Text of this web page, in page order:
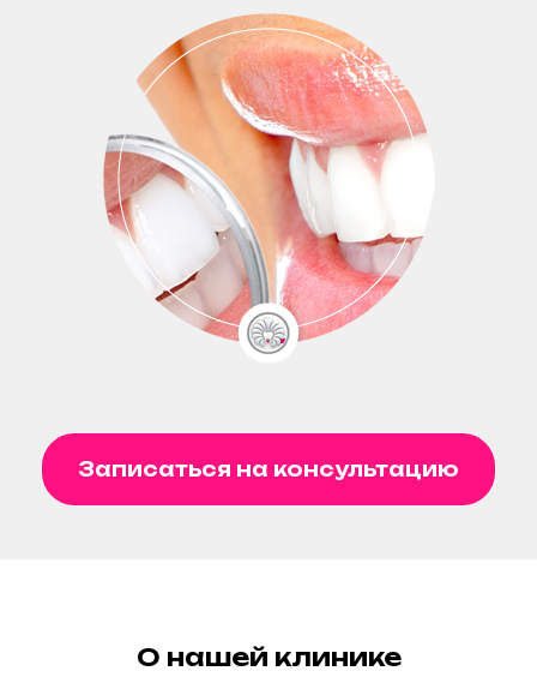
Записаться на консультацию
О нашей клинике